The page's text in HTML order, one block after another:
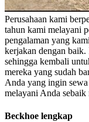
Perusahaan kami
tahun kami melayani
pengalaman yang
kerjakan dengan
sehingga kembali
mereka yang sudah
Anda yang ingin
melayani Anda sebaik
Beckhoe lengkap